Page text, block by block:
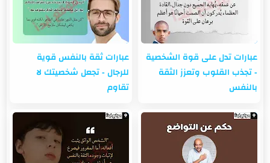
عبارات تدل على قوة الشخصية
- تجذب القلوب وتعزز الثقة
بالنفس
عبارات ثقة بالنفس قوية
للرجال - تجعل شخصيتك لا
تقاوم